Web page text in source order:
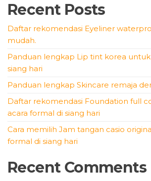
Recent Posts
Daftar rekomendasi Eyeliner
mudah.
Panduan lengkap Lip tint korea
siang hari
Panduan lengkap Skincare remaja
Daftar rekomendasi Foundation full
acara formal di siang hari
Cara memilih Jam tangan casio
formal di siang hari
Recent Comments